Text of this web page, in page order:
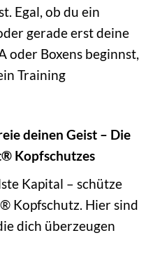
Egal, ob du ein
gerade erst deine
oder Boxens beginnst,
Training
deinen Geist – Die
Kopfschutzes
Kapital – schütze
Kopfschutz. Hier sind
dich überzeugen